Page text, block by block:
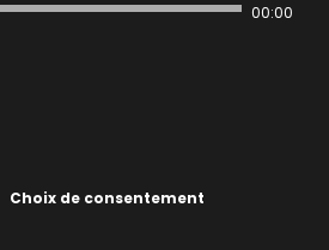
00:00
Choix de consentement